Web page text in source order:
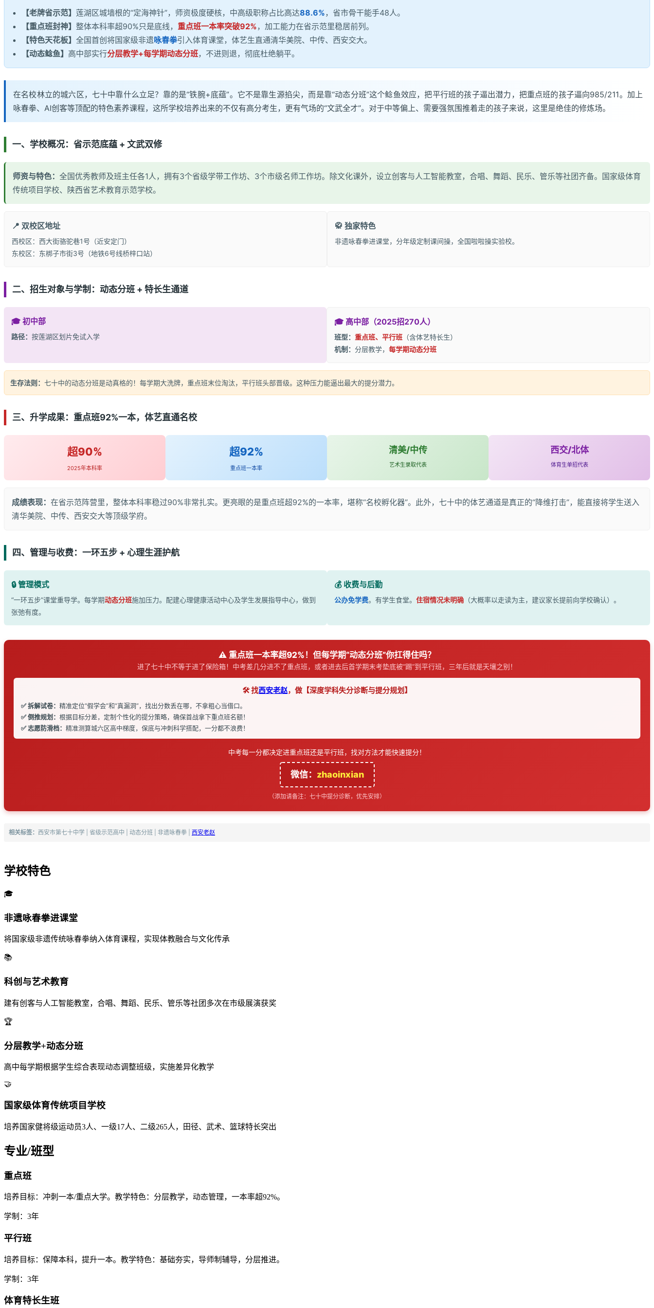
【老牌省示范】 莲湖区城墙根的“定海神针”，师资极度硬核，中高级职称占比高达88.6% ，省市骨干能手48人。
【重点班封神】 整体本科率超90%只是底线， 重点班一本率突破92% ，加工能力在省示范里稳居前列。
【特色天花板】 全国首创将国家级非遗咏春拳引入体育课堂，体艺生直通清华美院、中传、西安交大。
【动态鲶鱼】 高中部实行分层教学+每学期动态分班，不进则退，彻底杜绝躺平。
在名校林立的城六区，七十中靠什么立足？靠的是“铁腕+底蕴”。它不是靠生源掐尖，而是靠“动态分班”这个鲶鱼效应，把平行班的孩子逼出潜力，把重点班的孩子逼向985/211。加上
咏春拳、AI创客等顶配的特色素养课程，这所学校培养出来的不仅有高分考生，更有气场的“文武全才”。对于中等偏上、需要强氛围推着走的孩子来说，这里是绝佳的修炼场。
一、学校概况：省示范底蕴 + 文武双修
师资与特色： 全国优秀教师及班主任各1人，拥有3个省级学带工作坊、3个市级名师工作坊。除文化课外，设立创客与人工智能教室，合唱、舞蹈、民乐、管乐等社团齐备。国家级体育
传统项目学校、陕西省艺术教育示范学校。
📍 双校区地址
西校区：西大街骆驼巷1号（近安定门）
东校区：东梆子市街3号（地铁6号线桥梓口站）
🥋 独家特色
非遗咏春拳进课堂，分年级定制课间操，全国啦啦操实验校。
二、招生对象与学制：动态分班 + 特长生通道
🎓 初中部
路径： 按莲湖区划片免试入学
🎓 高中部（2025招270人）
班型： 重点班、平行班 （含体艺特长生）
机制： 分层教学， 每学期动态分班
生存法则： 七十中的动态分班是动真格的！每学期大洗牌，重点班末位淘汰，平行班头部晋级。这种压力能逼出最大的提分潜力。
三、升学成果：重点班92%一本，体艺直通名校
超90%
2025年本科率
超92%
重点班一本率
清美/中传
艺术生录取代表
西交/北体
体育生单招代表
成绩表现： 在省示范阵营里，整体本科率稳过90%非常扎实。更亮眼的是重点班超92%的一本率，堪称“名校孵化器”。此外，七十中的体艺通道是真正的“降维打击”，能直接将学生送入
清华美院、中传、西安交大等顶级学府。
四、管理与收费：一环五步 + 心理生涯护航
🔒 管理模式
“一环五步”课堂重导学。每学期动态分班施加压力。配建心理健康活动中心及学生发展指导中心，做到
张弛有度。
💰 收费与后勤
公办免学费。有学生食堂。 住宿情况未明确 （大概率以走读为主，建议家长提前向学校确认）。
⚠️ 重点班一本率超92%！但每学期“动态分班”你扛得住吗？
进了七十中不等于进了保险箱！中考差几分进不了重点班，或者进去后首学期末考垫底被“踢”到平行班，三年后就是天壤之别！
🛠️ 找西安老赵，做【深度学科失分诊断与提分规划】
✅ 拆解试卷： 精准定位“假学会”和“真漏洞”，找出分数丢在哪，不拿粗心当借口。
✅ 倒推规划： 根据目标分差，定制个性化的提分策略，确保首战拿下重点班名额！
✅ 志愿防滑档： 精准测算城六区高中梯度，保底与冲刺科学搭配，一分都不浪费！
中考每一分都决定进重点班还是平行班，找对方法才能快速提分！
微信： zhaoinxian
（添加请备注：七十中提分诊断，优先安排）
相关标签： 西安市第七十中学 | 省级示范高中 | 动态分班 | 非遗咏春拳 | 西安老赵
学校特色
🎓
非遗咏春拳进课堂
将国家级非遗传统咏春拳纳入体育课程，实现体教融合与文化传承
📚
科创与艺术教育
建有创客与人工智能教室，合唱、舞蹈、民乐、管乐等社团多次在市级展演获奖
🏆
分层教学+动态分班
高中每学期根据学生综合表现动态调整班级，实施差异化教学
🤝
国家级体育传统项目学校
培养国家健将级运动员3人、一级17人、二级265人，田径、武术、篮球特长突出
专业/班型
重点班
培养目标：冲刺一本/重点大学。教学特色：分层教学，动态管理，一本率超92%。
学制：3年
平行班
培养目标：保障本科，提升一本。教学特色：基础夯实，导师制辅导，分层推进。
学制：3年
体育特长生班